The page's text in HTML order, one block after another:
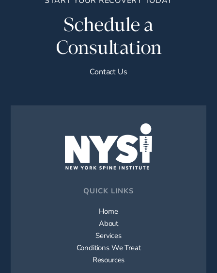
Schedule a
Consultation
Contact Us
QUICK LINKS
Home
About
Services
Conditions We Treat
Resources